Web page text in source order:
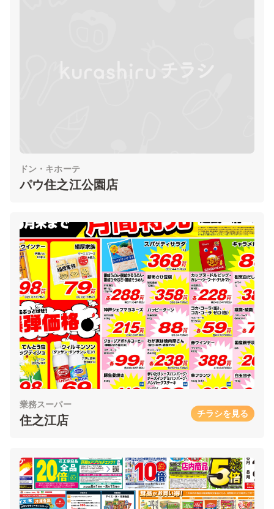
ドン・キホーテ
パウ住之江公園店
業務スーパー
住之江店 チラシを見る